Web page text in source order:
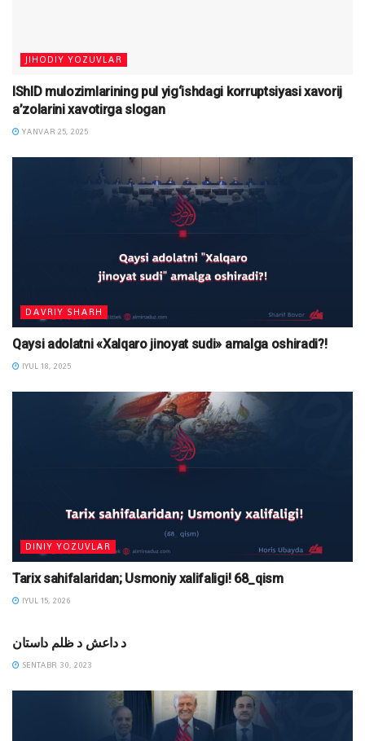
JIHODIY YOZUVLAR
IShID mulozimlarining pul yig‘ishdagi korruptsiyasi xavorij
a’zolarini xavotirga slogan
YANVAR 25, 2025
DAVRIY SHARH
Qaysi adolatni «Xalqaro jinoyat sudi» amalga oshiradi?!
IYUL 18, 2025
DINIY YOZUVLAR
Tarix sahifalaridan; Usmoniy xalifaligi! 68_qism
IYUL 15, 2026
د داعش د ظلم داستان
SENTABR 30, 2023